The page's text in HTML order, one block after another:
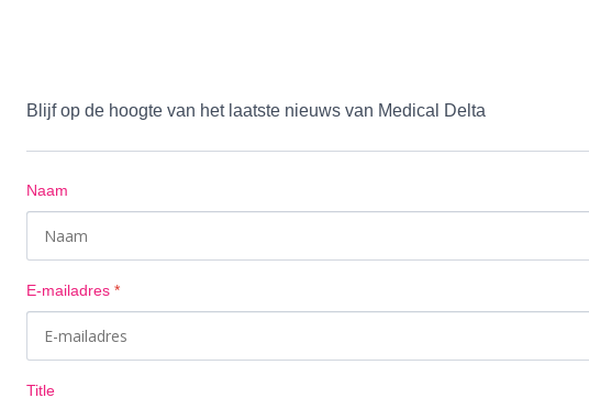
Blijf op de hoogte van het laatste nieuws van Medical Delta
Naam
E-mailadres *
Title